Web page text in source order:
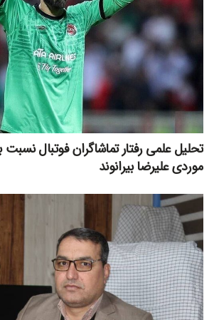
تحلیل علمی رفتار تماشاگران فوتبال نسبت
موردی علیرضا بیرانوند